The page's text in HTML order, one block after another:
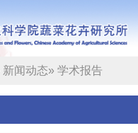
新闻动态» 学术报告